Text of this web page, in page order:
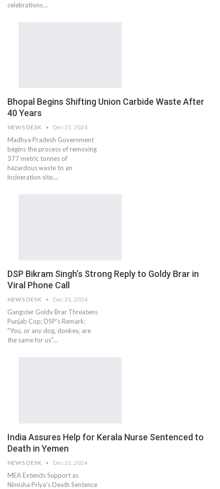
celebrations....
Bhopal Begins Shifting Union Carbide Waste After
40 Years
NEWS DESK Dec 31, 2024
Madhya Pradesh Government
begins the process of removing
377 metric tonnes of
hazardous waste to an
incineration site....
DSP Bikram Singh’s Strong Reply to Goldy Brar in
Viral Phone Call
NEWS DESK Dec 31, 2024
Gangster Goldy Brar Threatens
Punjab Cop; DSP’s Remark:
"You, or any dog, donkey, are
the same for us"...
India Assures Help for Kerala Nurse Sentenced to
Death in Yemen
NEWS DESK Dec 31, 2024
MEA Extends Support as
Nimisha Priya’s Death Sentence